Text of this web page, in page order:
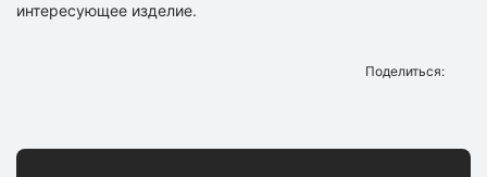
интересующее изделие.
Поделиться: